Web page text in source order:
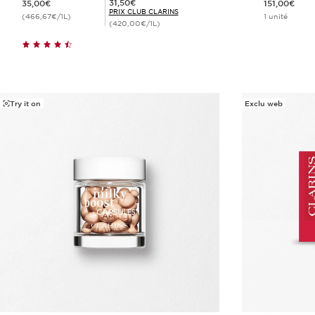
35,00€
(466,67€/1L)
Prix Club Clarins 31,50€
31,50€
PRIX CLUB CLARINS
(420,00€/1L)
151,00€
1 unité
Try it on Exclu web